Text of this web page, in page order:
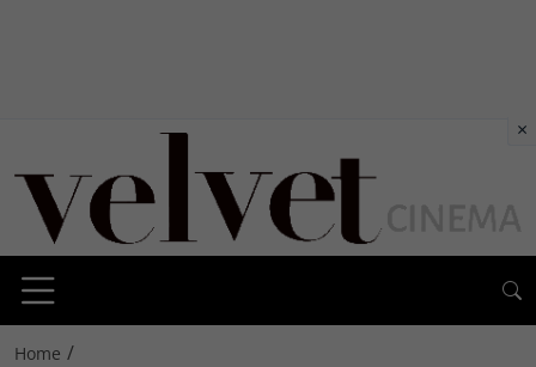
Home /
×